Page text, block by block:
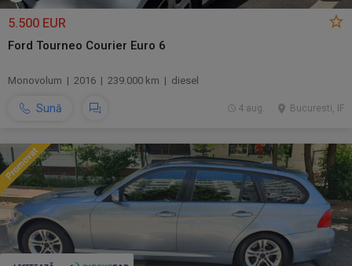
5.500 EUR
Ford Tourneo Courier Euro 6
Monovolum | 2016 | 239.000 km | diesel
Sună Bucuresti, IF
4 aug.